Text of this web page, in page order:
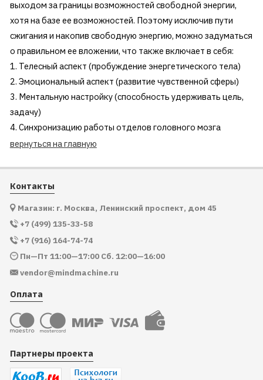
выходом за границы возможностей свободной энергии,
хотя на базе ее возможностей. Поэтому исключив пути
сжигания и накопив свободную энергию, можно задуматься
о правильном ее вложении, что также включает в себя:
1. Телесный аспект (пробуждение энергетического тела)
2. Эмоциональный аспект (развитие чувственной сферы)
3. Ментальную настройку (способность удерживать цель,
задачу)
4. Синхронизацию работы отделов головного мозга
вернуться на главную
Контакты
Магазин: г. Москва, Ленинский проспект, дом 45
+7 (499) 135-33-58
+7 (916) 164-74-74
Пн—Пт 11:00—17:00 Сб. 12:00—16:00
vendor@mindmachine.ru
Оплата
Партнеры проекта